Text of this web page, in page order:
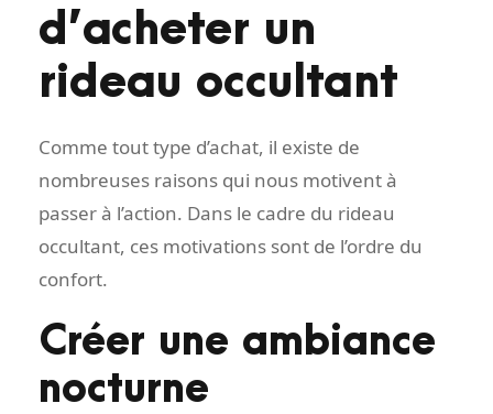
d’acheter un
rideau occultant
Comme tout type d’achat, il existe de
nombreuses raisons qui nous motivent à
passer à l’action. Dans le cadre du rideau
occultant, ces motivations sont de l’ordre du
confort.
Créer une ambiance
nocturne